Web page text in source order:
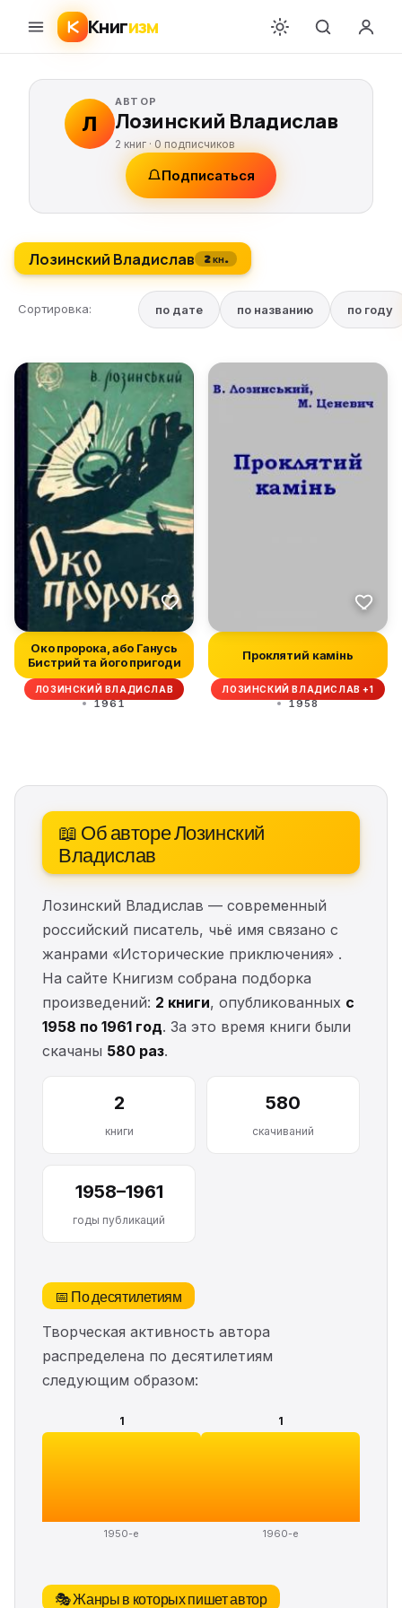
Книгизм
Л
АВТОР
Лозинский Владислав
2 книг · 0 подписчиков
Подписаться
Лозинский Владислав 2 кн.
Сортировка: по дате по названию по году
Око пророка, або Ганусь
Бистрий та його пригоди
ЛОЗИНСКИЙ ВЛАДИСЛАВ
1961
Проклятий камінь
ЛОЗИНСКИЙ ВЛАДИСЛАВ +1
1958
📖 Об авторе Лозинский
Владислав
Лозинский Владислав — современный
российский писатель, чьё имя связано с
жанрами «Исторические приключения» .
На сайте Книгизм собрана подборка
произведений: 2 книги, опубликованных с
1958 по 1961 год. За это время книги были
скачаны 580 раз.
2
книги
580
скачиваний
1958–1961
годы публикаций
📅 По десятилетиям
Творческая активность автора
распределена по десятилетиям
следующим образом:
1
1950-е
1
1960-е
🎭 Жанры в которых пишет автор